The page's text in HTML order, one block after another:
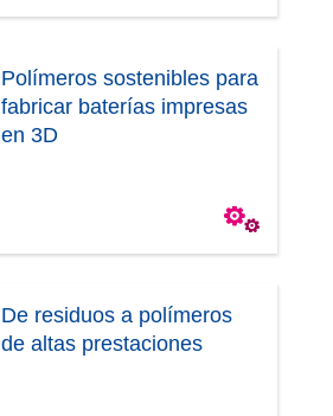
Polímeros sostenibles para
fabricar baterías impresas
en 3D
De residuos a polímeros
de altas prestaciones